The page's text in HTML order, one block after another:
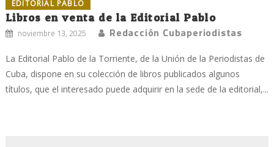
EDITORIAL PABLO
Libros en venta de la Editorial Pablo
noviembre 13, 2025 Redacción Cubaperiodistas
La Editorial Pablo de la Torriente, de la Unión de la Periodistas de
Cuba, dispone en su colección de libros publicados algunos
títulos, que el interesado puede adquirir en la sede de la editorial,...